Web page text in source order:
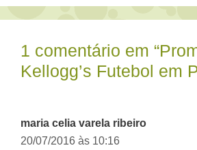
1 comentário em
Kellogg’s Futebol em
maria celia varela ribeiro
20/07/2016 às 10:16